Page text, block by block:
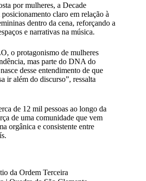
por mulheres, a Decade
claro em relação à
dentro da cena, reforçando a
e narrativas na música.
o protagonismo de mulheres
mas parte do DNA do
desse entendimento de que
ir além do discurso”, ressalta
de 12 mil pessoas ao longo da
de uma comunidade que vem
orgânica e consistente entre
da Ordem Terceira